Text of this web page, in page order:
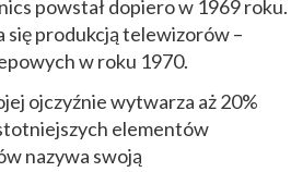
powstał dopiero w 1969 roku.
się produkcją telewizorów –
w roku 1970.
ojczyźnie wytwarza aż 20%
elementów
nazywa swoją